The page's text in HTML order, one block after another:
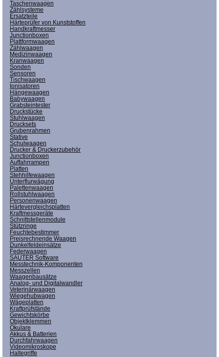
Taschenwaagen
Zählsysteme
Ersatzteile
Härteprüfer von Kunststoffen
Handkraftmesser
Junctionboxen
Plattformwaagen
Zählwaagen
Medizinwaagen
Kranwaagen
Sonden
Sensoren
Tischwaagen
Ionisatoren
Hängewaagen
Babywaagen
Grabsteintester
Druckstücke
Stuhlwaagen
Drucksets
Grubenrahmen
Stative
Schulwaagen
Drucker & Druckerzubehör
Junctionboxen
Auffahrrampen
Platten
Stehhilfewaagen
Unterflurwägung
Palettenwaagen
Rollstuhlwaagen
Personenwaagen
Härtevergleichsplatten
Kraftmessgeräte
Schnittstellenmodule
Stützringe
Feuchtebestimmer
Preisrechnende Waagen
Dunkelfeldeinsätze
Federwaagen
SAUTER Software
Messtechnik-Komponenten
Messzellen
Waagenbausätze
Analog- und Digitalwandler
Veterinärwaagen
Wiegehubwagen
Wägeplatten
Kraftprüfstände
Gewichtskörbe
Objektklemmen
Okulare
Akkus & Batterien
Durchfahrwaagen
Videomikroskope
Haltegriffe